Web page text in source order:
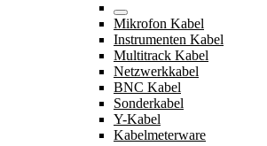
Mikrofon Kabel
Instrumenten Kabel
Multitrack Kabel
Netzwerkkabel
BNC Kabel
Sonderkabel
Y-Kabel
Kabelmeterware